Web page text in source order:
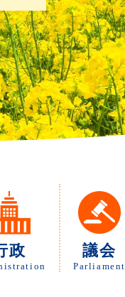
政 議会
Parliament